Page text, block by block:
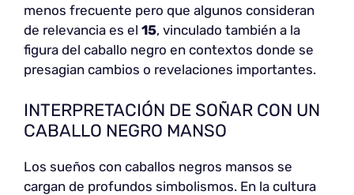
menos frecuente pero que algunos consideran
de relevancia es el 15, vinculado también a la
figura del caballo negro en contextos donde se
presagian cambios o revelaciones importantes.
INTERPRETACIÓN DE SOÑAR CON UN
CABALLO NEGRO MANSO
Los sueños con caballos negros mansos se
cargan de profundos simbolismos. En la cultura